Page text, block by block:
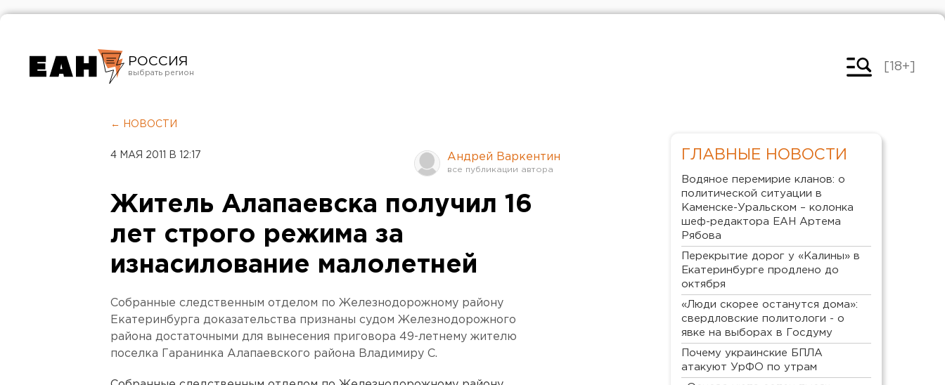
РОССИЯ
Челябинск
[18+]
← НОВОСТИ
4 МАЯ 2011 В 12:17 Андрей Варкентин
Житель Алапаевска получил 16
лет строго режима за
изнасилование малолетней
Собранные следственным отделом по Железнодорожному району
Екатеринбурга доказательства признаны судом Железнодорожного
района достаточными для вынесения приговора 49-летнему жителю
поселка Гаранинка Алапаевского района Владимиру С.
ГЛАВНЫЕ НОВОСТИ
Водяное перемирие кланов: о
политической ситуации в
Каменске-Уральском – колонка
шеф-редактора ЕАН Артема
Рябова
Перекрытие дорог у «Калины» в
Екатеринбурге продлено до
октября
«Люди скорее останутся дома»:
свердловские политологи - о
явке на выборах в Госдуму
Почему украинские БПЛА
атакуют УрФО по утрам